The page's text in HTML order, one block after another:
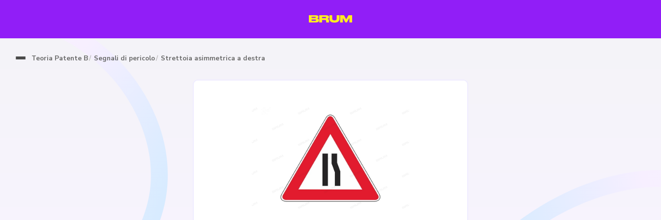
Teoria Patente B Segnali di pericolo Strettoia asimmetrica a destra